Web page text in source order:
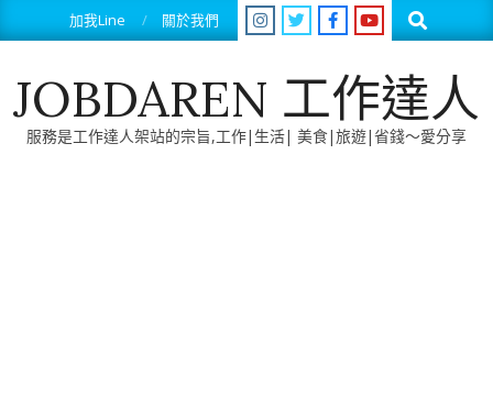
to
加我Line 關於我們 Search
JOBDAREN 工作達人
服務是工作達人架站的宗旨,工作|生活| 美食|旅遊|省錢～愛分享